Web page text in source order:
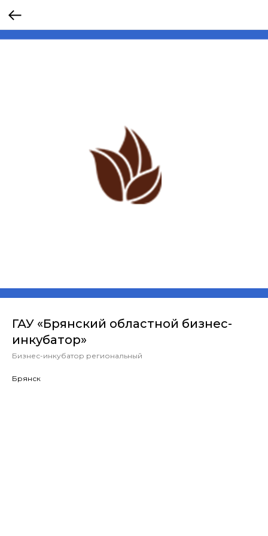
ГАУ «Брянский областной бизнес-
инкубатор»
Бизнес-инкубатор региональный
Брянск